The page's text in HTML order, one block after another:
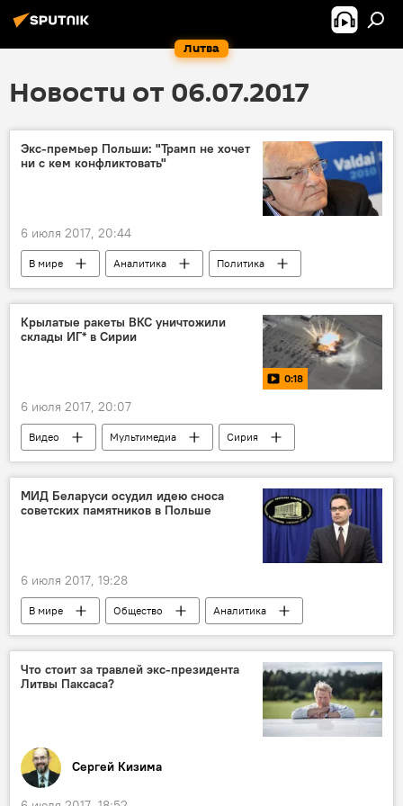
Литва
Новости от 06.07.2017
Экс-премьер Польши: "Трамп не хочет
ни с кем конфликтовать"
6 июля 2017, 20:44
В мире Аналитика
Политика
Польша
Владимир Путин
НАТО
Крылатые ракеты ВКС уничтожили
склады ИГ* в Сирии
0:18
6 июля 2017, 20:07
Видео Мультимедиа
Сирия
"Исламское государство"
борьба с терроризмом
Война в Сирии
МИД Беларуси осудил идею сноса
советских памятников в Польше
6 июля 2017, 19:28
В мире Общество
Аналитика
Политика
Советские памятники в Балтии и Польше
Беларусь
снос советских памятников в Польше
Что стоит за травлей экс-президента
Литвы Паксаса?
Сергей Кизима